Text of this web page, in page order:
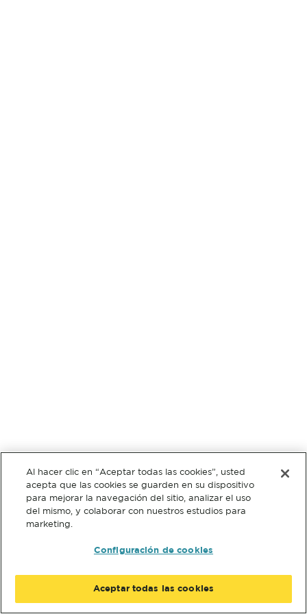
Al hacer clic en “Aceptar todas las cookies”, usted
acepta que las cookies se guarden en su dispositivo
para mejorar la navegación del sitio, analizar el uso
del mismo, y colaborar con nuestros estudios para
marketing.
Configuración de cookies
Aceptar todas las cookies